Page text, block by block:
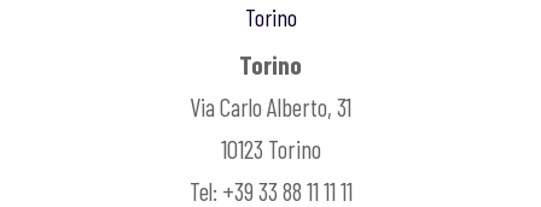
Torino
Torino
Via Carlo Alberto, 31
10123 Torino
Tel: +39 33 88 11 11 11